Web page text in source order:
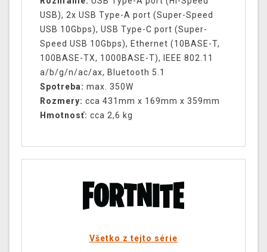
USB), 2x USB Type-A port (Super-Speed
USB 10Gbps), USB Type-C port (Super-
Speed USB 10Gbps), Ethernet (10BASE-T,
100BASE-TX, 1000BASE-T), IEEE 802.11
a/b/g/n/ac/ax, Bluetooth 5.1
Spotreba: max. 350W
Rozmery: cca 431mm x 169mm x 359mm
Hmotnosť: cca 2,6 kg
Všetko z tejto série